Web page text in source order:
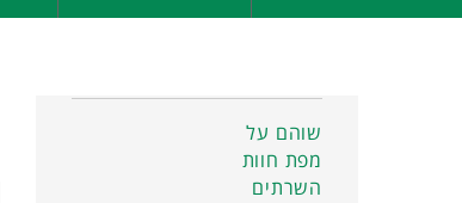
שוהם על
מפת חוות
השרתים